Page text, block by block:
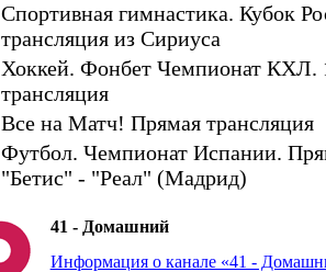
Спортивная гимнастика. Кубок
трансляция из Сириуса
Хоккей. Фонбет Чемпионат КХЛ.
трансляция
Все на Матч! Прямая трансляция
Футбол. Чемпионат Испании.
"Бетис" - "Реал" (Мадрид)
41 - Домашний
Информация о канале «41 -